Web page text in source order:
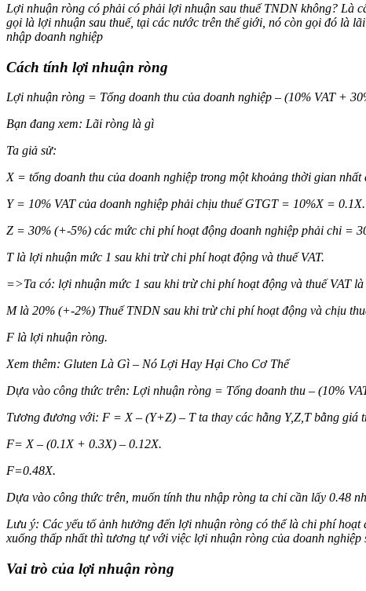
Lợi nhuận ròng có phải có phải lợi nhuận sau thuế TNDN không? Là
gọi là lợi nhuận sau thuế, tại các nước trên thế giới, nó còn gọi đó là
nhập doanh nghiệp
Cách tính lợi nhuận ròng
Lợi nhuận ròng = Tổng doanh thu của doanh nghiệp – (10% VAT +
Bạn đang xem: Lãi ròng là gì
Ta giả sử:
X = tổng doanh thu của doanh nghiệp trong một khoảng thời gian nhất
Y = 10% VAT của doanh nghiệp phải chịu thuế GTGT = 10%X = 0.1X.
Z = 30% (+-5%) các mức chi phí hoạt động doanh nghiệp phải chi =
T là lợi nhuận mức 1 sau khi trừ chi phí hoạt động và thuế VAT.
=>Ta có: lợi nhuận mức 1 sau khi trừ chi phí hoạt động và thuế VAT
M là 20% (+-2%) Thuế TNDN sau khi trừ chi phí hoạt động và chịu
F là lợi nhuận ròng.
Xem thêm: Gluten Là Gì – Nó Lợi Hay Hại Cho Cơ Thể
Dựa vào công thức trên: Lợi nhuận ròng = Tổng doanh thu – (10%
Tương đương với: F = X – (Y+Z) – T ta thay các hằng Y,Z,T bằng giá
F= X – (0.1X + 0.3X) – 0.12X.
F=0.48X.
Dựa vào công thức trên, muốn tính thu nhập ròng ta chỉ cần lấy 0.48
Lưu ý: Các yếu tố ảnh hưởng đến lợi nhuận ròng có thể là chi phí
xuống thấp nhất thì tương tự với việc lợi nhuận ròng của doanh
Vai trò của lợi nhuận ròng